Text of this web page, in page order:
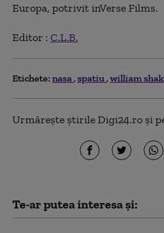
Europa, potrivit inVerse Films.
Editor : C.L.B.
Etichete: nasa spatiu william
Urmărește știrile Digi24.ro și
Te-ar putea interesa și: